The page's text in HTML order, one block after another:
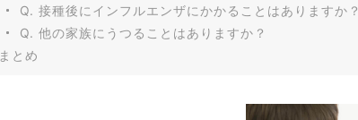
Q. 接種後にインフルエンザにかかることはありますか？
Q. 他の家族にうつることはありますか？
まとめ